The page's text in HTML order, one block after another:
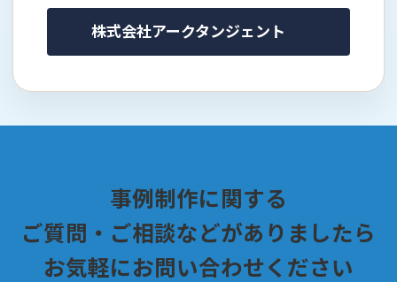
株式会社アークタンジェント
事例制作に関する
ご質問・ご相談などがありましたら
お気軽にお問い合わせください